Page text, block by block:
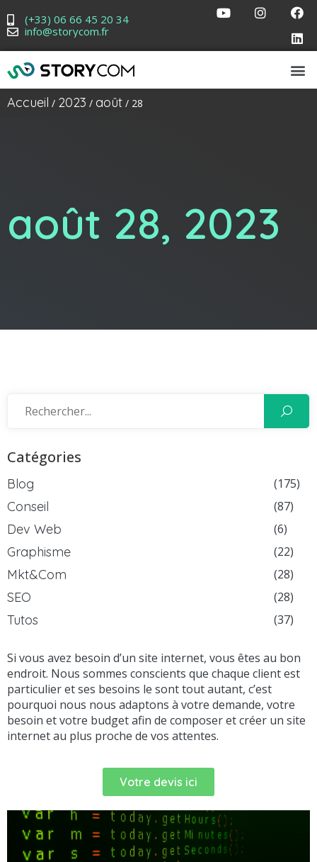
(+33) 06 66 45 20 34
info@storycom.fr
Accueil / 2023 / août / 28
août 28, 2023
Catégories
Blog (175)
Conseil (87)
Dev Web (6)
Graphisme (22)
Mkt&Com (28)
SEO (28)
Tutos (37)
Si vous avez besoin d’un site internet, vous êtes au bon
endroit. Nous sommes conscients que chaque client est
particulier et ses besoins le sont tout autant, c’est
pourquoi nous nous adaptons à votre demande, votre
besoin et votre budget afin de composer et créer un site
internet au plus proche de vos attentes.
Votre devis ici